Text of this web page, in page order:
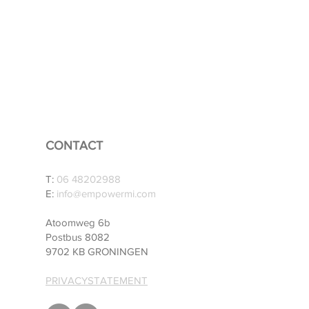
CONTACT
T: 06 48202988
E: info@empowermi.com
Atoomweg 6b
Postbus 8082
9702 KB GRONINGEN
PRIVACYSTATEMENT